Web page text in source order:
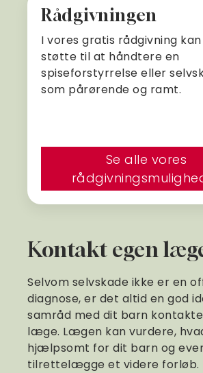
Rådgivningen
I vores gratis rådgivning
støtte til at håndtere en
spiseforstyrrelse eller
som pårørende og ramt.
Se alle vores
Kontakt egen
Selvom selvskade ikke er en
diagnose, er det altid en god
samråd med dit barn
læge. Lægen kan vurdere,
hjælpsomt for dit barn og
tilrettelægge et videre forløb.